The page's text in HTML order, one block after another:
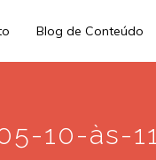
Blog de Conteúdo
10-às-